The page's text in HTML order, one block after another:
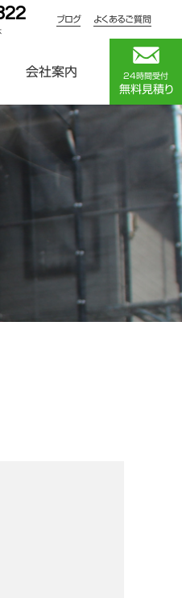
ブログ よくあるご質問
会社案内 24時間受付
無料見積り